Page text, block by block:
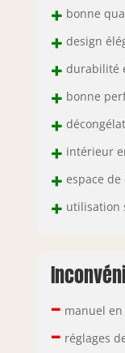
+ bonne
+ design
+ durabilité
+ bonne
+
+ intérieur
+ espace
+ utilisation
– manuel
– réglages